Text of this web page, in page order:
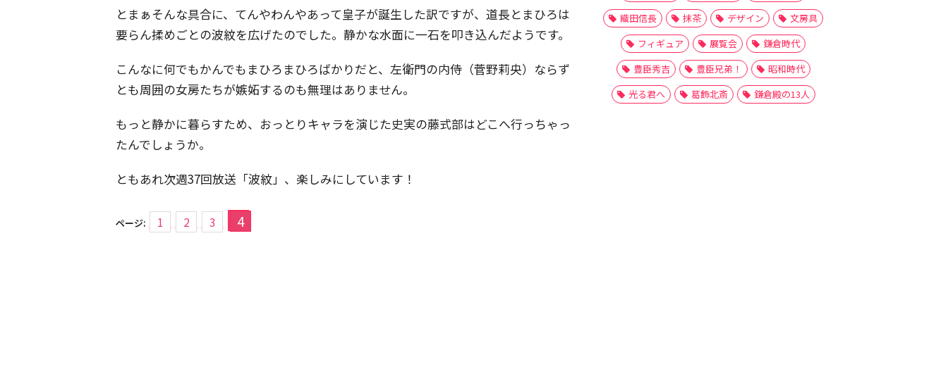
とまぁそんな具合に、てんやわんやあって皇子が誕生した訳ですが、道長とまひろは
要らん揉めごとの波紋を広げたのでした。静かな水面に一石を叩き込んだようです。
こんなに何でもかんでもまひろまひろばかりだと、左衛門の内侍（菅野莉央）ならず
とも周囲の女房たちが嫉妬するのも無理はありません。
もっと静かに暮らすため、おっとりキャラを演じた史実の藤式部はどこへ行っちゃっ
たんでしょうか。
ともあれ次週37回放送「波紋」、楽しみにしています！
ページ: 1 2 3 4
織田信長
抹茶 デザイン
文房具
フィギュア
展覧会
鎌倉時代
豊臣秀吉
豊臣兄弟！
昭和時代
光る君へ
葛飾北斎 鎌倉殿の13人